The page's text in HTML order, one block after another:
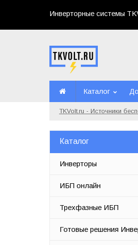
Инверторные системы
Каталог
TKVolt.ru - Источники
Каталог
Инверторы
ИБП онлайн
Трехфазные ИБП
Готовые решения